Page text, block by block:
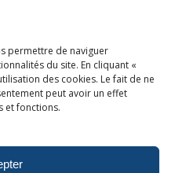
permettre de naviguer
du site. En cliquant «
des cookies. Le fait de ne
peut avoir un effet
et fonctions.
nous